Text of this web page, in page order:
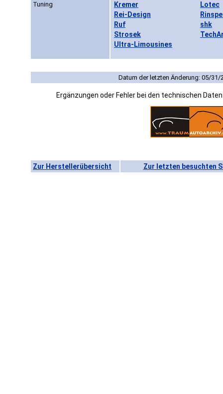
Tuning
Kremer
Lotec
Rei-Design
Ruf
shk
Strosek
Ultra-Limousines
Datum der letzten Änderung: 05/31/
Ergänzungen oder Fehler bei den technischen
Zur Herstellerübersicht Zur letzten besuchten